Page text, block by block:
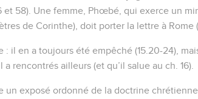
et 58). Une femme, Phœbé, qui exerce un
de Corinthe), doit porter la lettre à Rome
: il en a toujours été empêché (15.20-24),
rencontrés ailleurs (et qu’il salue au ch. 16).
un exposé ordonné de la doctrine